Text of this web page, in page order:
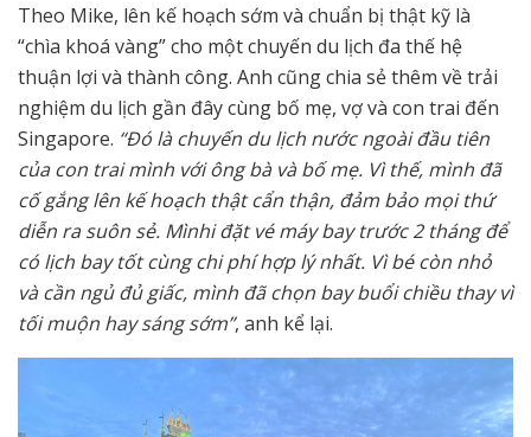
Theo Mike, lên kế hoạch sớm và chuẩn bị thật kỹ là
“chìa khoá vàng” cho một chuyến du lịch đa thế hệ
thuận lợi và thành công. Anh cũng chia sẻ thêm về trải
nghiệm du lịch gần đây cùng bố mẹ, vợ và con trai đến
Singapore. “Đó là chuyến du lịch nước ngoài đầu tiên
của con trai mình với ông bà và bố mẹ. Vì thế, mình đã
cố gắng lên kế hoạch thật cẩn thận, đảm bảo mọi thứ
diễn ra suôn sẻ. Mìnhi đặt vé máy bay trước 2 tháng để
có lịch bay tốt cùng chi phí hợp lý nhất. Vì bé còn nhỏ
và cần ngủ đủ giấc, mình đã chọn bay buổi chiều thay vì
tối muộn hay sáng sớm”, anh kể lại.